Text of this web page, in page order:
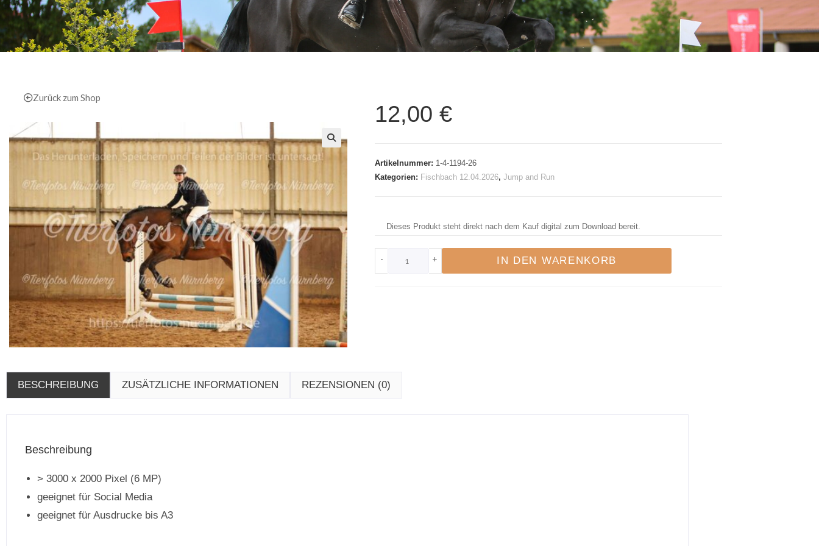
Zurück zum Shop
12,00 €
Artikelnummer: 1-4-1194-26
Kategorien: Fischbach 12.04.2026, Jump and Run
Dieses Produkt steht direkt nach dem Kauf digital zum Download bereit.
- + IN DEN WARENKORB
BESCHREIBUNG ZUSÄTZLICHE INFORMATIONEN REZENSIONEN (0)
Beschreibung
> 3000 x 2000 Pixel (6 MP)
geeignet für Social Media
geeignet für Ausdrucke bis A3